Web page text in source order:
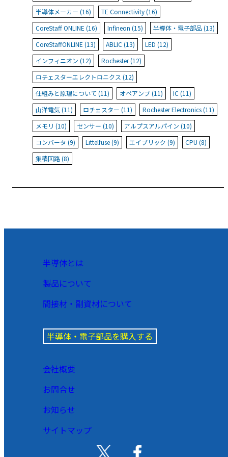
半導体メーカー (16)
TE Connectivity (16)
CoreStaff ONLINE (16)
Infineon (15)
半導体・電子部品 (13)
CoreStaffONLINE (13)
ABLIC (13)
LED (12)
インフィニオン (12)
Rochester (12)
ロチェスターエレクトロニクス (12)
仕組みと原理について (11)
オペアンプ (11)
IC (11)
山洋電気 (11)
ロチェスター (11)
Rochester Electronics (11)
メモリ (10)
センサー (10)
アルプスアルパイン (10)
コンバータ (9)
Littelfuse (9) エイブリック (9)
CPU (8)
集積回路 (8)
半導体とは
製品について
間接材・副資材について
半導体・電子部品を購入する
会社概要
お問合せ
お知らせ
サイトマップ